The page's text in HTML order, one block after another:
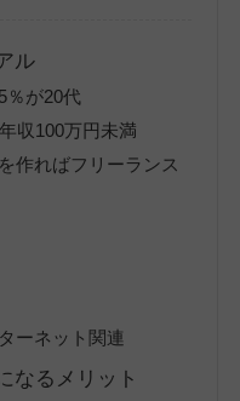
ル
％が20代
収100万円未満
作ればフリーランス
ーネット関連
なるメリット